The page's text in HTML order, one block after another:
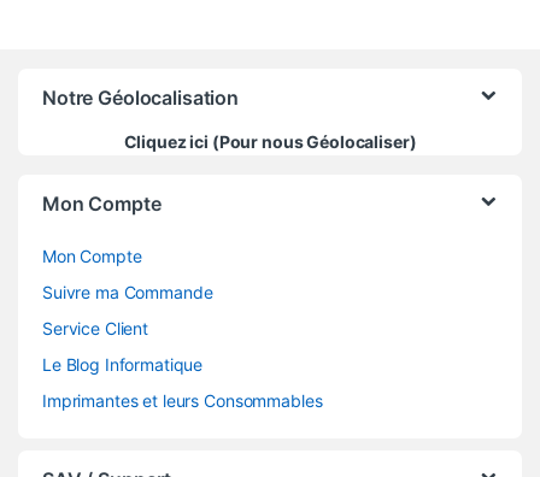
Notre Géolocalisation
Cliquez ici (Pour nous Géolocaliser)
Mon Compte
Mon Compte
Suivre ma Commande
Service Client
Le Blog Informatique
Imprimantes et leurs Consommables